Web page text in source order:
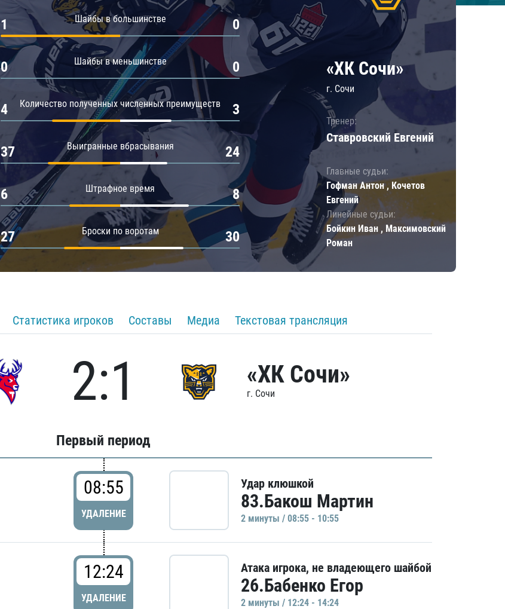
Салават Юлаев
Сибирь
Шайбы в большинстве
1 0
Шайбы в меньшинстве
0 0
Количество полученных численных преимуществ
4 3
Выигранные вбрасывания
37 24
Штрафное время
6 8
Броски по воротам
27 30
«ХК Сочи»
г. Сочи
Тренер:
Ставровский Евгений
Главные судьи:
Гофман Антон , Кочетов
Евгений
Линейные судьи:
Бойкин Иван , Максимовский
Роман
Статистика игроков Составы Медиа Текстовая трансляция
2:1 «ХК Сочи»
г. Сочи
Первый период
08:55
УДАЛЕНИЕ
Удар клюшкой
83.Бакош Мартин
2 минуты / 08:55 - 10:55
12:24
УДАЛЕНИЕ
Атака игрока, не владеющего шайбой
26.Бабенко Егор
2 минуты / 12:24 - 14:24